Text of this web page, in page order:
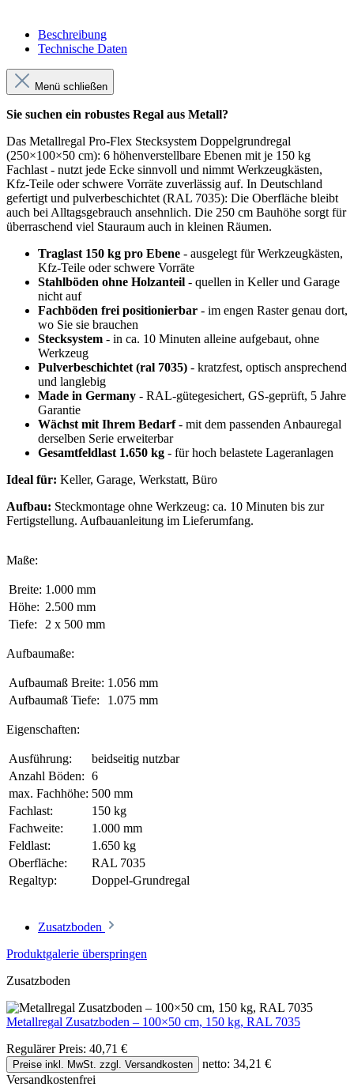
Beschreibung
Technische Daten
Menü schließen
Sie suchen ein robustes Regal aus Metall?
Das Metallregal Pro-Flex Stecksystem Doppelgrundregal
(250×100×50 cm): 6 höhenverstellbare Ebenen mit je 150 kg
Fachlast - nutzt jede Ecke sinnvoll und nimmt Werkzeugkästen,
Kfz-Teile oder schwere Vorräte zuverlässig auf. In Deutschland
gefertigt und pulverbeschichtet (RAL 7035): Die Oberfläche bleibt
auch bei Alltagsgebrauch ansehnlich. Die 250 cm Bauhöhe sorgt für
überraschend viel Stauraum auch in kleinen Räumen.
Traglast 150 kg pro Ebene - ausgelegt für Werkzeugkästen,
Kfz-Teile oder schwere Vorräte
Stahlböden ohne Holzanteil - quellen in Keller und Garage
nicht auf
Fachböden frei positionierbar - im engen Raster genau dort,
wo Sie sie brauchen
Stecksystem - in ca. 10 Minuten alleine aufgebaut, ohne
Werkzeug
Pulverbeschichtet (ral 7035) - kratzfest, optisch ansprechend
und langlebig
Made in Germany - RAL-gütegesichert, GS-geprüft, 5 Jahre
Garantie
Wächst mit Ihrem Bedarf- mit dem passenden Anbauregal
derselben Serie erweiterbar
Gesamtfeldlast 1.650 kg - für hoch belastete Lageranlagen
Ideal für: Keller, Garage, Werkstatt, Büro
Aufbau: Steckmontage ohne Werkzeug: ca. 10 Minuten bis zur
Fertigstellung. Aufbauanleitung im Lieferumfang.
Maße:
Breite: 1.000 mm
Höhe: 2.500 mm
Tiefe:
2 x 500 mm
Aufbaumaße:
Aufbaumaß Breite: 1.056 mm
Aufbaumaß Tiefe:
1.075 mm
Eigenschaften:
Ausführung:
beidseitig nutzbar
Anzahl Böden: 6
max. Fachhöhe: 500 mm
Fachlast:
150 kg
Fachweite:
1.000 mm
Feldlast:
1.650 kg
Oberfläche:
RAL 7035
Regaltyp:
Doppel-Grundregal
Zusatzboden
Produktgalerie überspringen
Zusatzboden
Metallregal Zusatzboden – 100×50 cm, 150 kg, RAL 7035
Regulärer Preis: 40,71 €
Preise inkl. MwSt. zzgl. Versandkosten
netto: 34,21 €
Versandkostenfrei